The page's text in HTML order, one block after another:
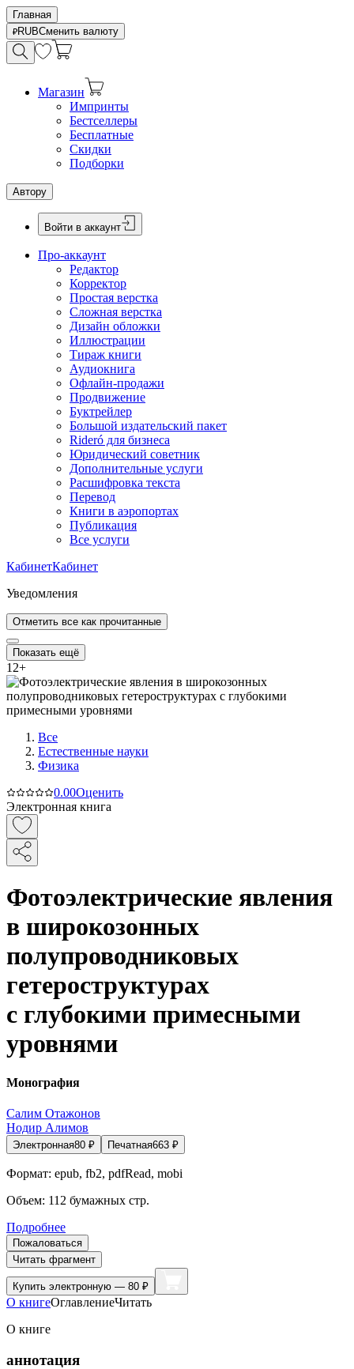
Главная
RUBСменить валюту
Магазин
Импринты
Бестселлеры
Бесплатные
Скидки
Подборки
Автору
Войти в аккаунт
Про-аккаунт
Редактор
Корректор
Простая верстка
Сложная верстка
Дизайн обложки
Иллюстрации
Тираж книги
Аудиокнига
Офлайн-продажи
Продвижение
Буктрейлер
Большой издательский пакет
Rideró для бизнеса
Юридический советник
Дополнительные услуги
Расшифровка текста
Перевод
Книги в аэропортах
Публикация
Все услуги
КабинетКабинет
Уведомления
Отметить все как прочитанные
Показать ещё
12+
Все
Естественные науки
Физика
0.00Оценить
Электронная книга
Фотоэлектрические явления
в широкозонных
полупроводниковых
гетероструктурах
с глубокими примесными
уровнями
Монография
Салим Отажонов
Нодир Алимов
Электронная80 ₽ Печатная663 ₽
Формат: epub, fb2, pdfRead, mobi
Объем: 112 бумажных стр.
Подробнее
Пожаловаться
Читать фрагмент
Купить электронную — 80 ₽
О книгеОглавлениеЧитать
О книге
аннотация